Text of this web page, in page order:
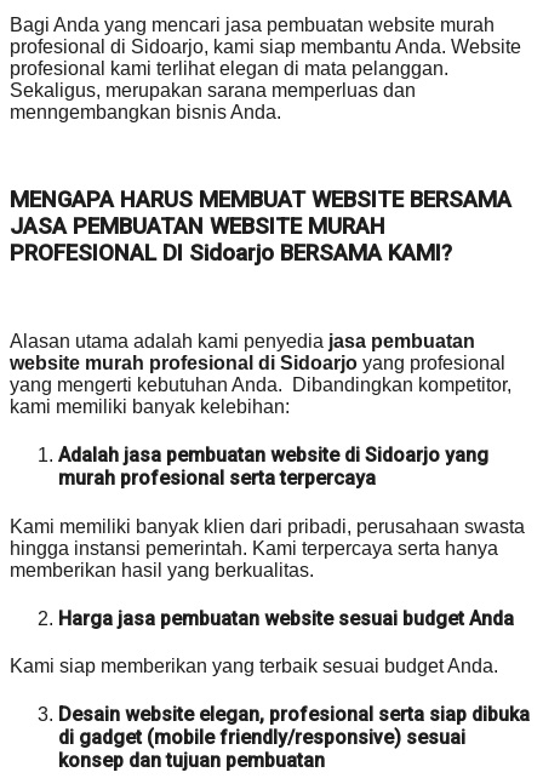
Bagi Anda yang mencari jasa pembuatan website murah
profesional di Sidoarjo, kami siap membantu Anda. Website
profesional kami terlihat elegan di mata pelanggan.
Sekaligus, merupakan sarana memperluas dan
menngembangkan bisnis Anda.
MENGAPA HARUS MEMBUAT WEBSITE BERSAMA
JASA PEMBUATAN WEBSITE MURAH
PROFESIONAL DI Sidoarjo BERSAMA KAMI?
Alasan utama adalah kami penyedia jasa pembuatan
website murah profesional di Sidoarjo yang profesional
yang mengerti kebutuhan Anda. Dibandingkan kompetitor,
kami memiliki banyak kelebihan:
Adalah jasa pembuatan website di Sidoarjo yang
murah profesional serta terpercaya
Kami memiliki banyak klien dari pribadi, perusahaan swasta
hingga instansi pemerintah. Kami terpercaya serta hanya
memberikan hasil yang berkualitas.
Harga jasa pembuatan website sesuai budget Anda
Kami siap memberikan yang terbaik sesuai budget Anda.
Desain website elegan, profesional serta siap dibuka
di gadget (mobile friendly/responsive) sesuai
konsep dan tujuan pembuatan